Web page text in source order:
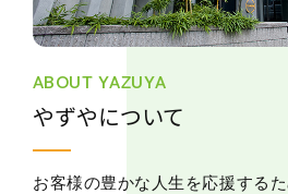
ABOUT YAZUYA
やずやについて
お客様の豊かな人生を応援する